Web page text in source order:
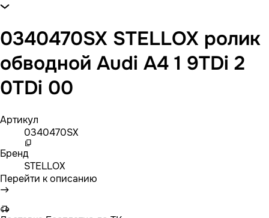
0340470SX STELLOX ролик
обводной Audi A4 1 9TDi 2
0TDi 00
Артикул
0340470SX
Бренд
STELLOX
Перейти к описанию